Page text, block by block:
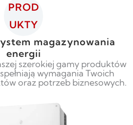
PROD
UKTY
magazynowania
energii
szerokiej gamy produktów
wymagania Twoich
oraz potrzeb biznesowych.